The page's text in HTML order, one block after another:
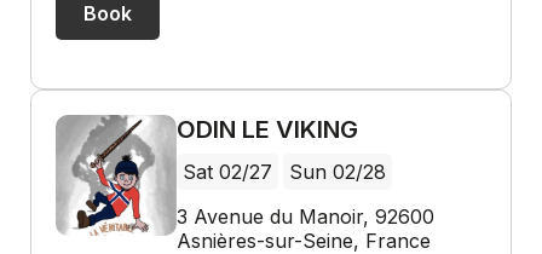
Book
ODIN LE VIKING
Sat 02/27
Sun 02/28
3 Avenue du Manoir, 92600
Asnières-sur-Seine, France